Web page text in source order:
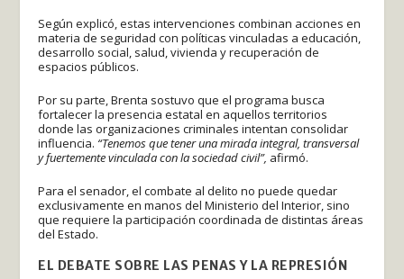
Según explicó, estas intervenciones combinan acciones en
materia de seguridad con políticas vinculadas a educación,
desarrollo social, salud, vivienda y recuperación de
espacios públicos.
Por su parte, Brenta sostuvo que el programa busca
fortalecer la presencia estatal en aquellos territorios
donde las organizaciones criminales intentan consolidar
influencia. “Tenemos que tener una mirada integral, transversal
y fuertemente vinculada con la sociedad civil”, afirmó.
Para el senador, el combate al delito no puede quedar
exclusivamente en manos del Ministerio del Interior, sino
que requiere la participación coordinada de distintas áreas
del Estado.
EL DEBATE SOBRE LAS PENAS Y LA REPRESIÓN